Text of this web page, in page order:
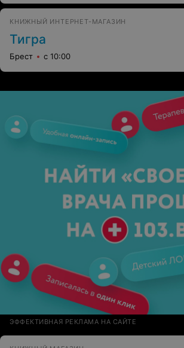
КНИЖНЫЙ ИНТЕРНЕТ-МАГАЗИН
Тигра
Брест с 10:00
ЭФФЕКТИВНАЯ РЕКЛАМА НА САЙТЕ